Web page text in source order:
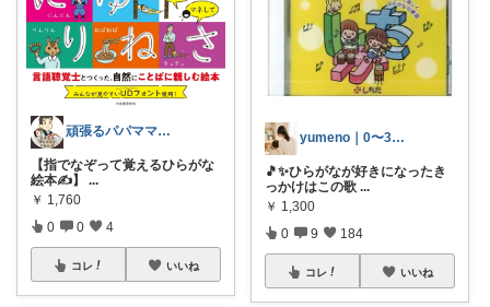
頑張るパパママ応援隊@育児・子供用品紹介
【指でなぞって覚えるひらがな
絵本✍️】 ...
￥ 1,760
0 0 4
コレ いいね
yumeno｜0〜3歳知育🌱
🎵✨ひらがなが好きになったき
っかけはこの歌 ...
￥ 1,300
0 9 184
コレ いいね